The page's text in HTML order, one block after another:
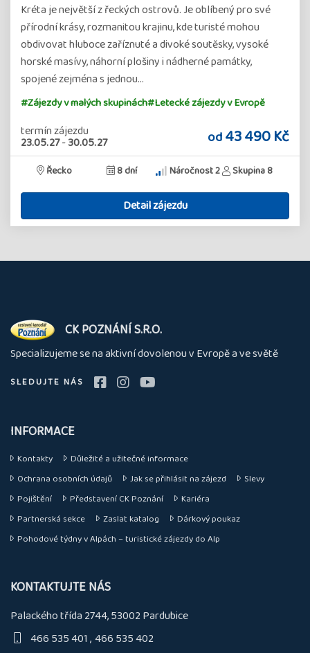
Kréta je největší z řeckých ostrovů. Je oblíbený pro své
přírodní krásy, rozmanitou krajinu, kde turisté mohou
obdivovat hluboce zaříznuté a divoké soutěsky, vysoké
horské masívy, náhorní plošiny i nádherné památky,
spojené zejména s jednou…
#Zájezdy v malých skupinách#Letecké zájezdy v Evropě
termín zájezdu
23.05.27-30.05.27 od43 490 Kč
Řecko 8 dní Náročnost 2 Skupina 8
Detail zájezdu
O
nás
CK POZNÁNÍ S.R.O.
Specializujeme se na aktivní dovolenou v Evropě a ve světě
SLEDUJTE NÁS
INFORMACE
Kontakty
Důležité a užitečné informace
Ochrana osobních údajů
Jak se přihlásit na zájezd
Slevy
Pojištění
Představení CK Poznání
Kariéra
Partnerská sekce
Zaslat katalog
Dárkový poukaz
Pohodové týdny v Alpách – turistické zájezdy do Alp
KONTAKTUJTE NÁS
Palackého třída 2744, 53002 Pardubice
466 535 401 466 535 402